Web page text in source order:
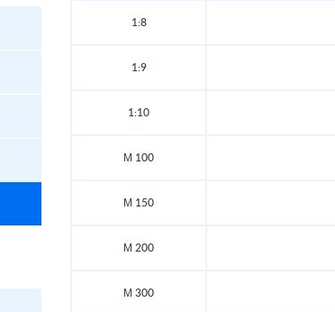
1:8
1:9
1:10
М 100
М 150
М 200
М 300